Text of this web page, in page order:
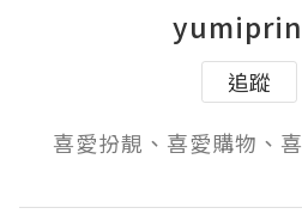
追蹤
喜愛扮靚、喜愛購物、